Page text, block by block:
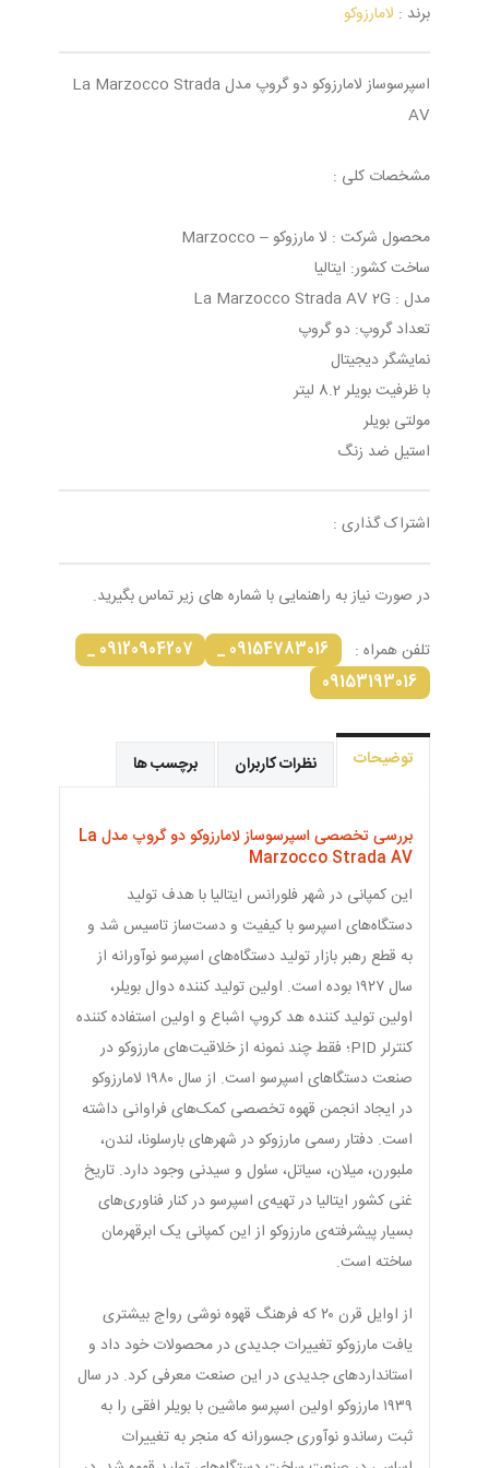
برند : لامارزوکو
اسپرسوساز لامارزوکو دو گروپ مدل La Marzocco Strada
AV
مشخصات کلی :
محصول شرکت : لا مارزوکو – Marzocco
ساخت کشور: ایتالیا
مدل : La Marzocco Strada AV 2G
تعداد گروپ: دو گروپ
نمایشگر دیجیتال
با ظرفیت بویلر 8.2 لیتر
مولتی بویلر
استیل ضد زنگ
اشتراک گذاری :
در صورت نیاز به راهنمایی با شماره های زیر تماس بگیرید.
تلفن همراه : 09154783016 _
09120904207 _
09153193016
توضیحات نظرات کاربران برچسب ها
بررسی تخصصی اسپرسوساز لامارزوکو دو گروپ مدل La
Marzocco Strada AV
این کمپانی در شهر فلورانس ایتالیا با هدف تولید
دستگاه‌های اسپرسو با کیفیت و دست‌ساز تاسیس شد و
به قطع رهبر بازار تولید دستگا‌ه‌‌های اسپرسو نوآورانه از
سال ۱۹۲۷ بوده است. اولین تولید کننده دوال بویلر،
اولین تولید کننده هد کروپ اشباع و اولین استفاده کننده
کنترلر PID؛ فقط چند نمونه از خلاقیت‌های مارزوکو در
صنعت دستگا‌های اسپرسو است. از سال ۱۹۸۰ لامارزوکو
در ایجاد انجمن قهوه تخصصی کمک‌های فراوانی داشته
است. دفتار رسمی مارزوکو در شهر‌های بارسلونا، لندن،
ملبورن، میلان، سیاتل، سئول و سیدنی وجود دارد. تاریخ
غنی کشور ایتالیا در تهیه‌ی اسپرسو در کنار فناوری‌های
بسیار پیشرفته‌ی مارزوکو از این کمپانی یک ابرقهرمان
ساخته است.
از اوایل قرن ۲۰ که فرهنگ قهوه نوشی رواج بیشتری
یافت مارزوکو تغییرات جدیدی در محصولات خود داد و
استانداردهای جدیدی در این صنعت معرفی کرد. در سال
۱۹۳۹ مارزوکو اولین اسپرسو ماشین با بویلر افقی را به
ثبت رساندو نوآوری جسورانه که منجر به تغییرات